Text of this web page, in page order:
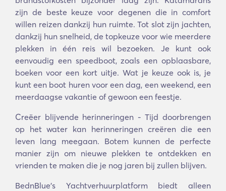
zijn de beste keuze voor degenen die in comfort
willen reizen dankzij hun ruimte. Tot slot zijn jachten,
dankzij hun snelheid, de topkeuze voor wie meerdere
plekken in één reis wil bezoeken. Je kunt ook
eenvoudig een speedboot, zoals een opblaasbare,
boeken voor een kort uitje. Wat je keuze ook is, je
kunt een boot huren voor een dag, een weekend, een
meerdaagse vakantie of gewoon een feestje.
Creëer blijvende herinneringen - Tijd doorbrengen
op het water kan herinneringen creëren die een
leven lang meegaan. Botem kunnen de perfecte
manier zijn om nieuwe plekken te ontdekken en
vrienden te maken die je nog jaren bij zullen blijven.
BednBlue's Yachtverhuurplatform biedt alleen